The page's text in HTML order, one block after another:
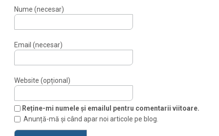
Nume (necesar)
Email (necesar)
Website (opțional)
Reține-mi numele și emailul pentru comentarii viitoare.
Anunță-mă și când apar noi articole pe blog.